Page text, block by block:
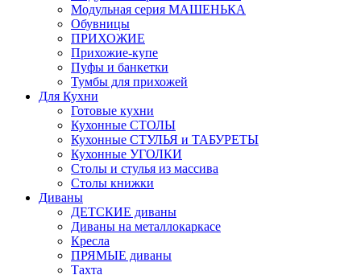
Модульная серия МАШЕНЬКА
Обувницы
ПРИХОЖИЕ
Прихожие-купе
Пуфы и банкетки
Тумбы для прихожей
Для Кухни
Готовые кухни
Кухонные СТОЛЫ
Кухонные СТУЛЬЯ и ТАБУРЕТЫ
Кухонные УГОЛКИ
Столы и стулья из массива
Столы книжки
Диваны
ДЕТСКИЕ диваны
Диваны на металлокаркасе
Кресла
ПРЯМЫЕ диваны
Тахта